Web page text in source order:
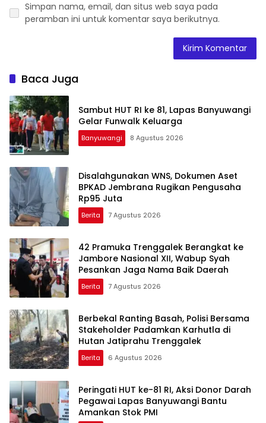
Simpan nama, email, dan situs web saya pada
peramban ini untuk komentar saya berikutnya.
Baca Juga
Sambut HUT RI ke 81, Lapas Banyuwangi
Gelar Funwalk Keluarga
Banyuwangi 8 Agustus 2026
Disalahgunakan WNS, Dokumen Aset
BPKAD Jembrana Rugikan Pengusaha
Rp95 Juta
Berita 7 Agustus 2026
42 Pramuka Trenggalek Berangkat ke
Jambore Nasional XII, Wabup Syah
Pesankan Jaga Nama Baik Daerah
Berita 7 Agustus 2026
Berbekal Ranting Basah, Polisi Bersama
Stakeholder Padamkan Karhutla di
Hutan Jatiprahu Trenggalek
Berita 6 Agustus 2026
Peringati HUT ke-81 RI, Aksi Donor Darah
Pegawai Lapas Banyuwangi Bantu
Amankan Stok PMI